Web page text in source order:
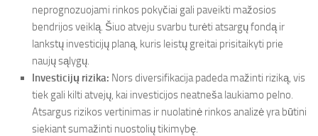
neprognozuojami rinkos pokyčiai gali paveikti mažosios
bendrijos veiklą. Šiuo atveju svarbu turėti atsargų fondą ir
lankstų investicijų planą, kuris leistų greitai prisitaikyti prie
naujų sąlygų.
Investicijų rizika: Nors diversifikacija padeda mažinti riziką, vis
tiek gali kilti atvejų, kai investicijos neatneša laukiamo pelno.
Atsargus rizikos vertinimas ir nuolatinė rinkos analizė yra būtini
siekiant sumažinti nuostolių tikimybę.